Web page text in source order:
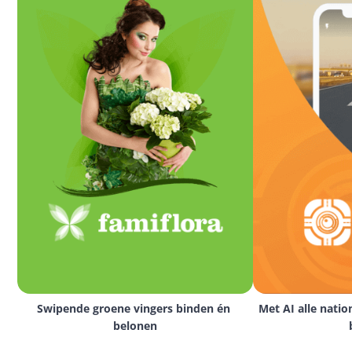
Swipende groene vingers binden én
belonen
Met AI alle